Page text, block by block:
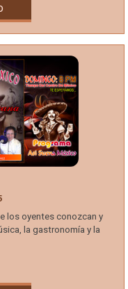
los oyentes conozcan y
la gastronomía y la